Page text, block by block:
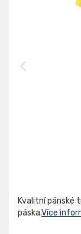
Kvalitní pánské
páska.Více